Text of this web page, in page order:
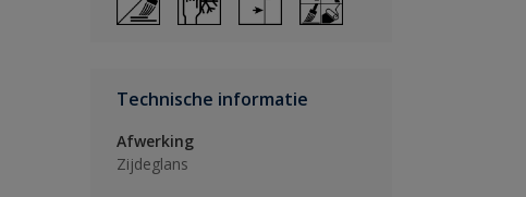
Technische informatie
Afwerking
Zijdeglans